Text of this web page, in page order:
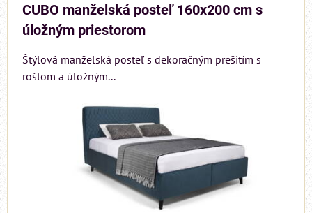
CUBO manželská posteľ 160x200 cm s
úložným priestorom
Štýlová manželská posteľ s dekoračným prešitím s
roštom a úložným...